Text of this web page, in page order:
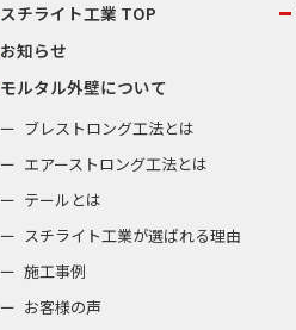
スチライト工業 TOP
お知らせ
モルタル外壁について
ブレストロング工法とは
エアーストロング工法とは
テールとは
スチライト工業が選ばれる理由
施工事例
お客様の声